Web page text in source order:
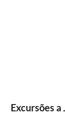
Excursões a